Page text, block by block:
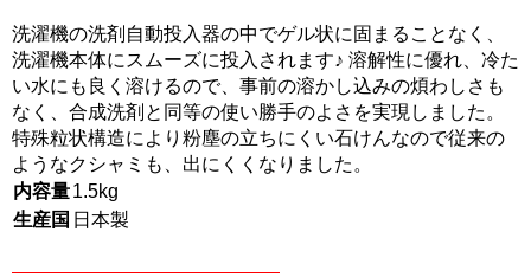
洗濯機の洗剤自動投入器の中でゲル状に固まることなく、
洗濯機本体にスムーズに投入されます♪ 溶解性に優れ、冷た
い水にも良く溶けるので、事前の溶かし込みの煩わしさも
なく、合成洗剤と同等の使い勝手のよさを実現しました。
特殊粒状構造により粉塵の立ちにくい石けんなので従来の
ようなクシャミも、出にくくなりました。
内容量1.5kg
生産国 日本製